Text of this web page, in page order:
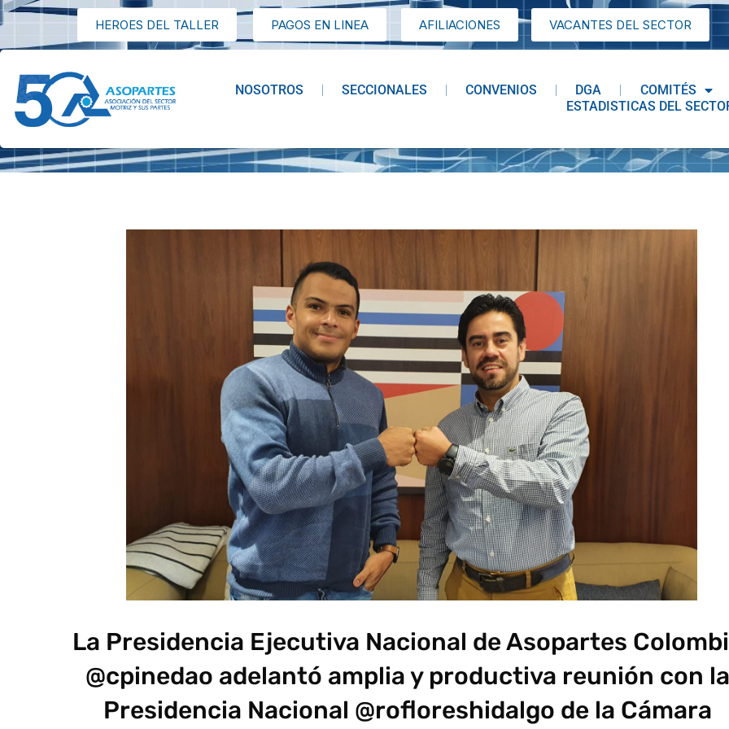
HEROES DEL TALLER PAGOS EN LINEA AFILIACIONES VACANTES DEL SECTOR
NOSOTROS SECCIONALES CONVENIOS DGA
COMITÉS
ESTADISTICAS DEL
La Presidencia Ejecutiva Nacional de Asopartes
@cpinedao adelantó amplia y productiva reunión con la
Presidencia Nacional @rofloreshidalgo de la Cámara